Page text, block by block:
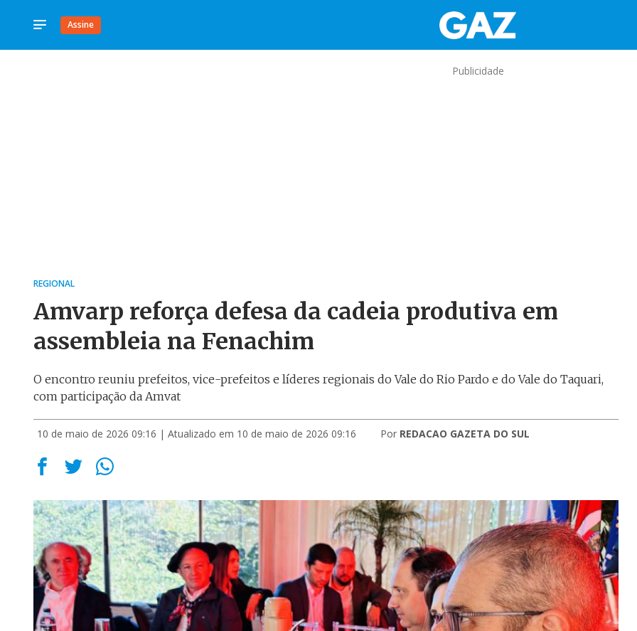
Assine
Publicidade
REGIONAL
Amvarp reforça defesa da cadeia produtiva em
assembleia na Fenachim
O encontro reuniu prefeitos, vice-prefeitos e líderes regionais do Vale do Rio Pardo e do Vale do Taquari,
com participação da Amvat
10 de maio de 2026 09:16 | Atualizado em 10 de maio de 2026 09:16 Por REDACAO GAZETA DO SUL